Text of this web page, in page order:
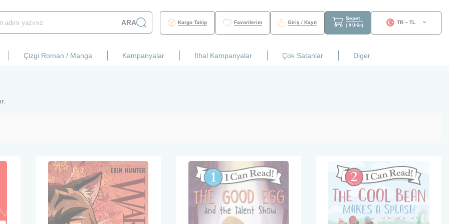
ARA Kargo Takip Favorilerim Giriş / Kayıt
Sepet
( 0 Ürün)
TR − TL
Çizgi Roman / Manga Kampanyalar İthal Kampanyalar Çok Satanlar Diger